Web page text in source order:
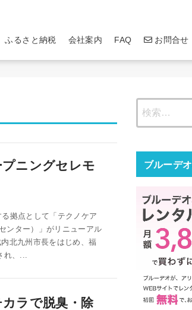
ふるさと納税 会社案内 FAQ お問合せ
ニングセレモ
拠点として「テクノケア
ンター）」がリニューアル
北九州市長をはじめ、福
れ、...
ラで脱臭・除
ブルーデ